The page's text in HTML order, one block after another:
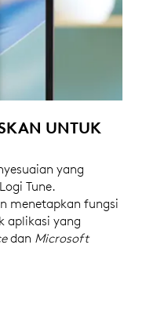
UNTUK
yang
Tune.
menetapkan fungsi
aplikasi yang
dan Microsoft